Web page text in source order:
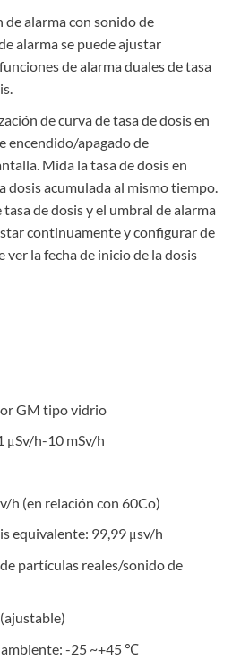
alarma con sonido de
alarma se puede ajustar
de alarma duales de tasa
de curva de tasa de dosis en
encendido/apagado de
Mida la tasa de dosis en
dosis acumulada al mismo tiempo.
de dosis y el umbral de alarma
continuamente y configurar de
la fecha de inicio de la dosis
GM tipo vidrio
μSv/h-10 mSv/h
h (en relación con 60Co)
equivalente: 99,99 μsv/h
partículas reales/sonido de
-25 ~+45 ℃